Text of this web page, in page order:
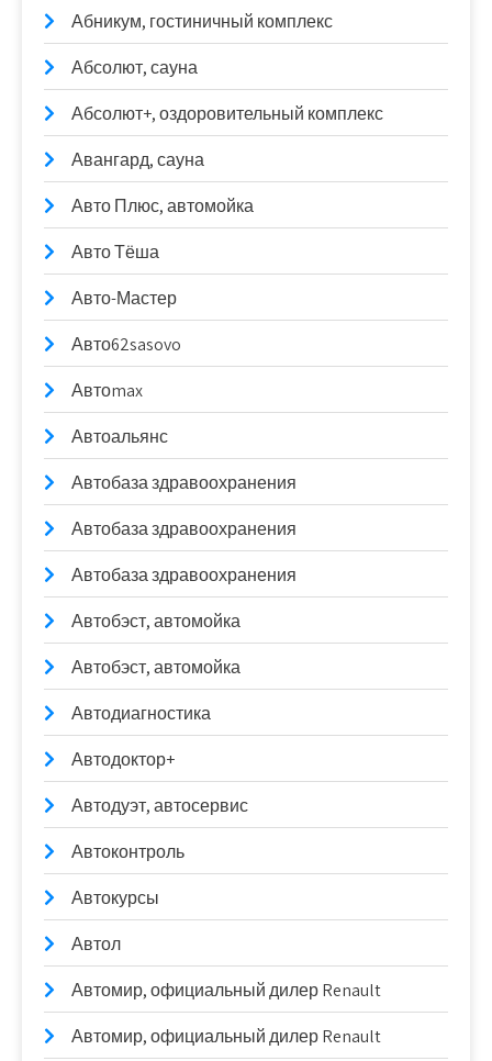
Абникум, гостиничный комплекс
Абсолют, сауна
Абсолют+, оздоровительный комплекс
Авангард, сауна
Авто Плюс, автомойка
Авто Тёша
Авто-Мастер
Авто62sasovo
Автоmax
Автоальянс
Автобаза здравоохранения
Автобаза здравоохранения
Автобаза здравоохранения
Автобэст, автомойка
Автобэст, автомойка
Автодиагностика
Автодоктор+
Автодуэт, автосервис
Автоконтроль
Автокурсы
Автол
Автомир, официальный дилер Renault
Автомир, официальный дилер Renault